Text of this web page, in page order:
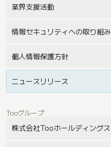
業界支援活動
情報セキュリティへの取り組み
個人情報保護方針
ニュースリリース
Tooグループ
株式会社Tooホールディングス